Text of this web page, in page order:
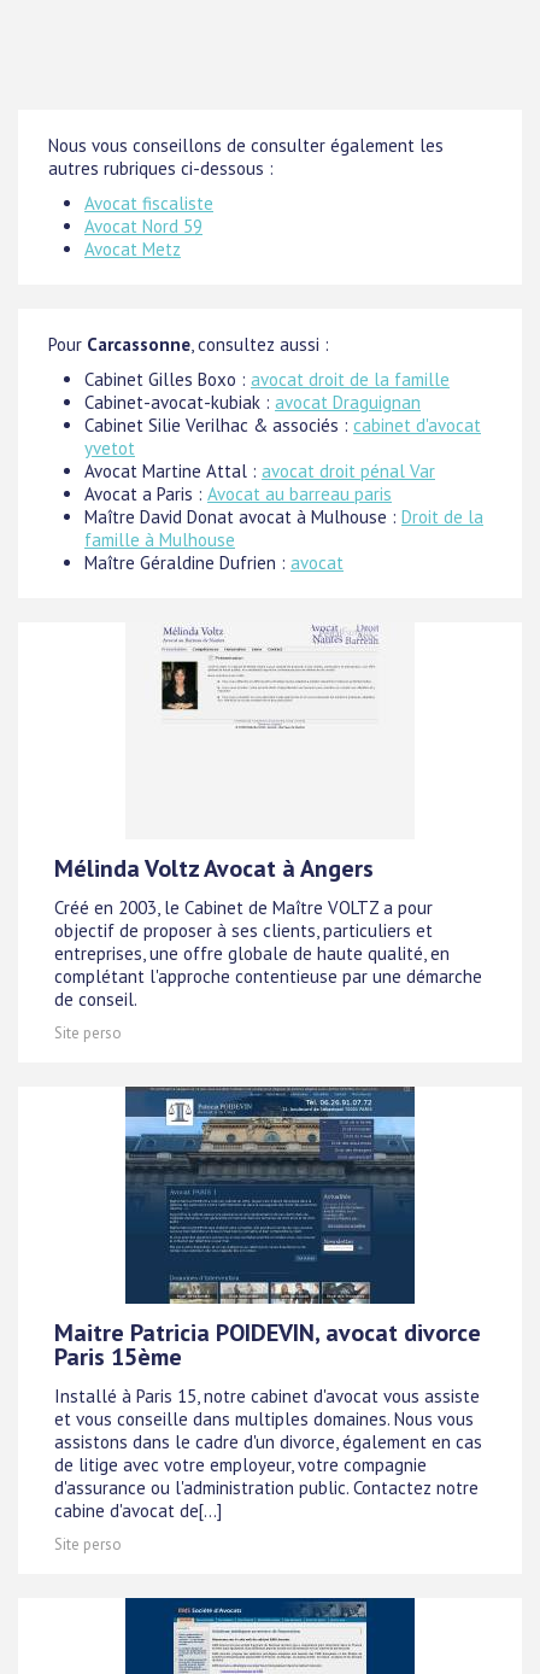
Nous vous conseillons de consulter également les
autres rubriques ci-dessous :
Avocat fiscaliste
Avocat Nord 59
Avocat Metz
Pour Carcassonne, consultez aussi :
Cabinet Gilles Boxo : avocat droit de la famille
Cabinet-avocat-kubiak : avocat Draguignan
Cabinet Silie Verilhac & associés : cabinet d'avocat
yvetot
Avocat Martine Attal : avocat droit pénal Var
Avocat a Paris : Avocat au barreau paris
Maître David Donat avocat à Mulhouse : Droit de la
famille à Mulhouse
Maître Géraldine Dufrien : avocat
Mélinda Voltz Avocat à Angers
Créé en 2003, le Cabinet de Maître VOLTZ a pour
objectif de proposer à ses clients, particuliers et
entreprises, une offre globale de haute qualité, en
complétant l'approche contentieuse par une démarche
de conseil.
Site perso
Maitre Patricia POIDEVIN, avocat divorce
Paris 15ème
Installé à Paris 15, notre cabinet d'avocat vous assiste
et vous conseille dans multiples domaines. Nous vous
assistons dans le cadre d'un divorce, également en cas
de litige avec votre employeur, votre compagnie
d'assurance ou l'administration public. Contactez notre
cabine d'avocat de[...]
Site perso